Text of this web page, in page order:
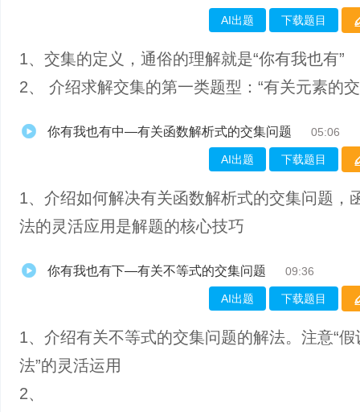
AI出题 下载题目
1、交集的定义，通俗的理解就是“你有我也有”
2、 介绍求解交集的第一类题型：“有关元素的
你有我也有中—有关函数解析式的交集问题 05:06
AI出题 下载题目
1、介绍如何解决有关函数解析式的交集问题，
法的灵活应用是解题的核心技巧
你有我也有下—有关不等式的交集问题 09:36
AI出题 下载题目
1、介绍有关不等式的交集问题的解法。注意“
法”的灵活运用
2、